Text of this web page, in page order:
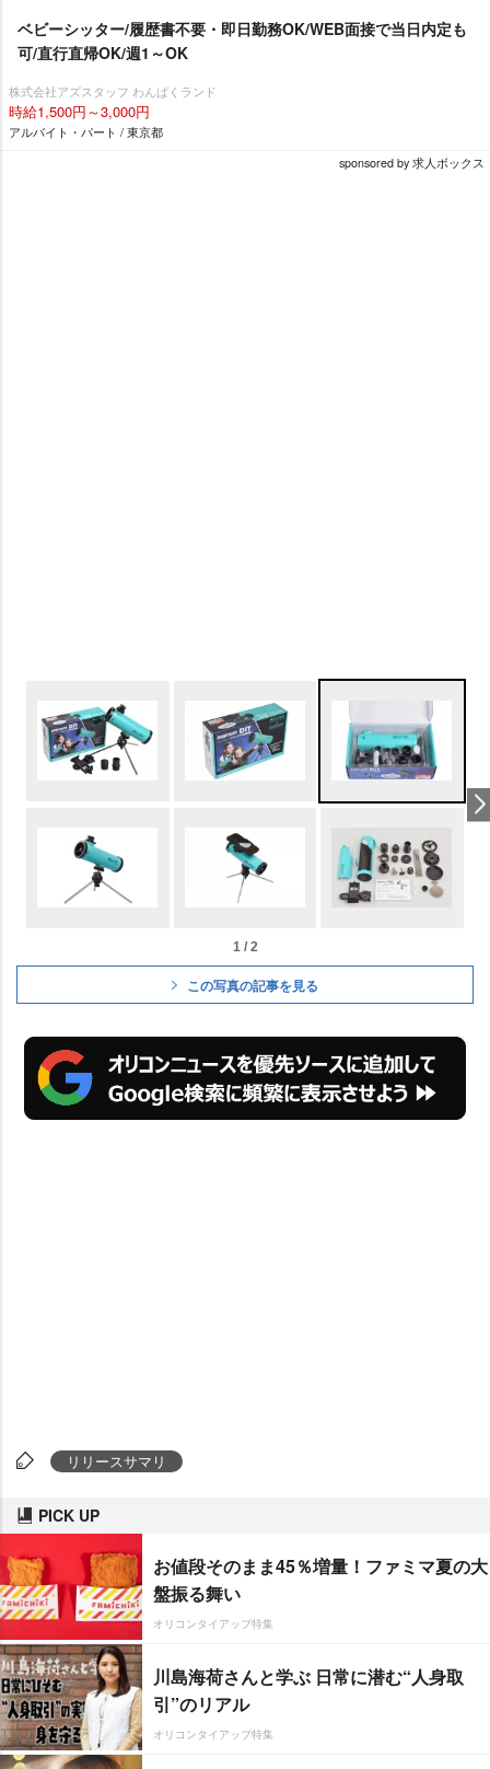
ベビーシッター/履歴書不要・即日勤務OK/WEB面接で当日内定も
可/直行直帰OK/週1～OK
株式会社アズスタッフ わんぱくランド
時給1,500円～3,000円
アルバイト・パート / 東京都
sponsored by 求人ボックス
1 / 2
この写真の記事を見る
リリースサマリ
PICK UP
お値段そのまま45％増量！ファミマ夏の大
盤振る舞い
オリコンタイアップ特集
川島海荷さんと学ぶ 日常に潜む“人身取
引”のリアル
オリコンタイアップ特集